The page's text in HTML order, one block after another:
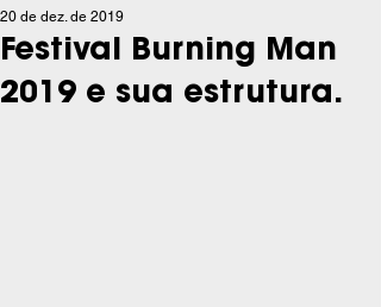
Festival Burning Man
2019 e sua estrutura.
20 de dez. de 2019